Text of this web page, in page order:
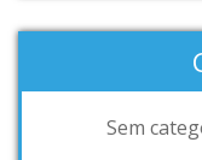
Sem